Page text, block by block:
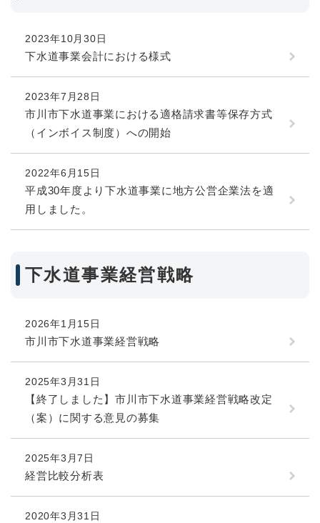
2023年10月30日
下水道事業会計における様式
2023年7月28日
市川市下水道事業における適格請求書等保存方式
（インボイス制度）への開始
2022年6月15日
平成30年度より下水道事業に地方公営企業法を適
用しました。
下水道事業経営戦略
2026年1月15日
市川市下水道事業経営戦略
2025年3月31日
【終了しました】市川市下水道事業経営戦略改定
（案）に関する意見の募集
2025年3月7日
経営比較分析表
2020年3月31日